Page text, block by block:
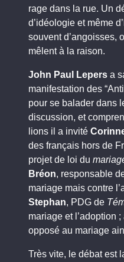
rage dans la rue. Un
d’idéologie et même
souvent d’angoisses,
mêlent à la raison.
John Paul Lepers a
manifestation des
pour se balader dans
discussion, et
lions il a invité
des français hors de
projet de loi du
Bréon, responsable
mariage mais contre
Stephan, PDG de
mariage et l’adoption ;
opposé au mariage
Très vite, le débat est